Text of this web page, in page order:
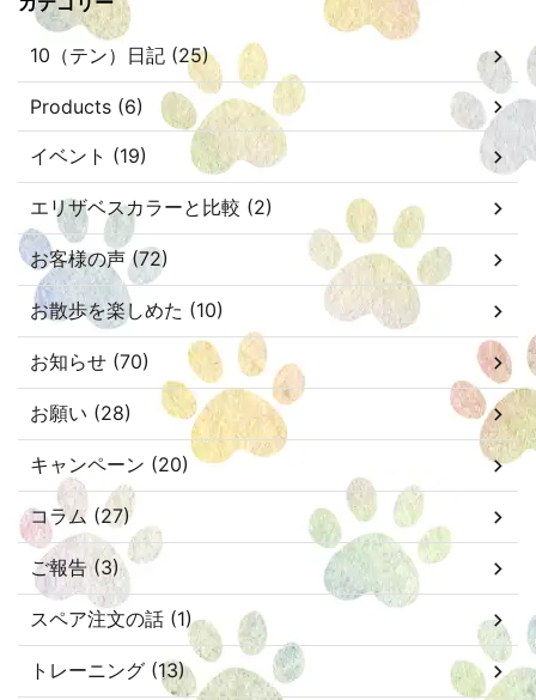
10（テン）日記 (25)
Products (6)
イベント (19)
エリザベスカラーと比較 (2)
お客様の声 (72)
お散歩を楽しめた (10)
お知らせ (70)
お願い (28)
キャンペーン (20)
コラム (27)
ご報告 (3)
スペア注文の話 (1)
トレーニング (13)